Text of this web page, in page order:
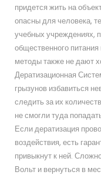
придется жить на
опасны для человека,
учебных учреждениях,
общественного
методы также не дают
Дератизационная
грызунов избавиться
следить за их
не смогли туда
Если дератизация
воздействия, есть
привыкнут к ней.
Вольт и вернуться в